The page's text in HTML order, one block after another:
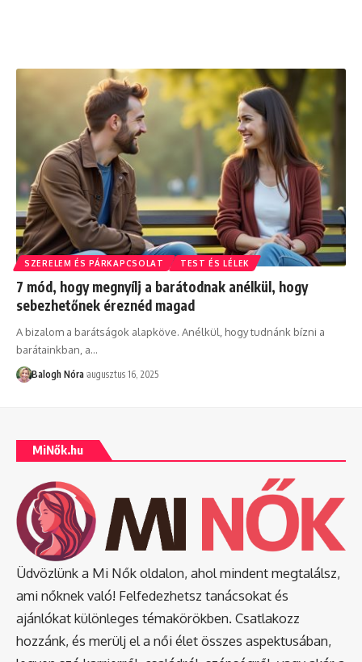
SZERELEM ÉS PÁRKAPCSOLAT TEST ÉS LÉLEK
7 mód, hogy megnyílj a barátodnak anélkül, hogy
sebezhetőnek éreznéd magad
A bizalom a barátságok alapköve. Anélkül, hogy tudnánk bízni a
barátainkban, a…
Balogh Nóra augusztus 16, 2025
MiNők.hu
Üdvözlünk a Mi Nők oldalon, ahol mindent megtalálsz,
ami nőknek való! Felfedezhetsz tanácsokat és
ajánlókat különleges témakörökben. Csatlakozz
hozzánk, és merülj el a női élet összes aspektusában,